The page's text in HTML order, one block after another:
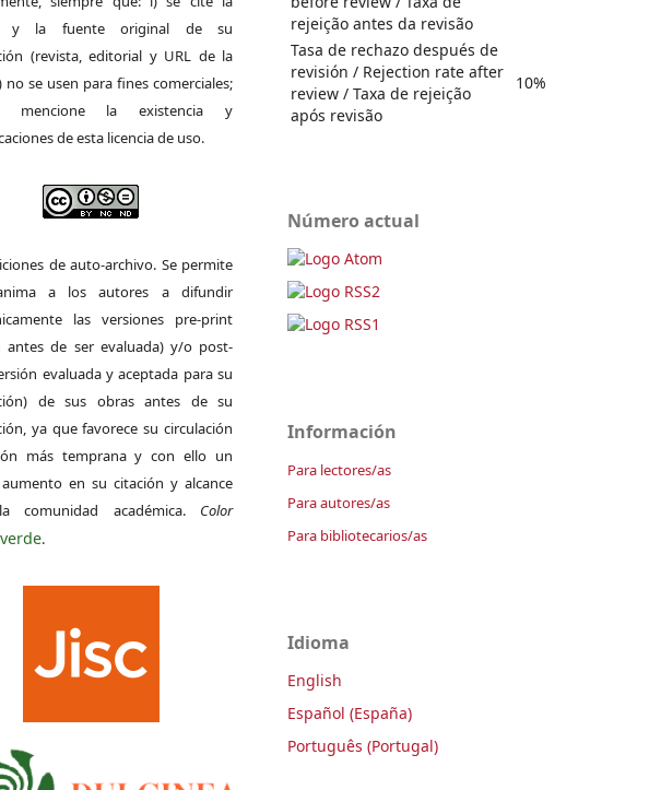
y la fuente original de su
(revista, editorial y URL de la
no se usen para fines comerciales;
mencione la existencia y
de esta licencia de uso.
de auto-archivo. Se permite
a los autores a difundir
las versiones pre-print
antes de ser evaluada) y/o post-
evaluada y aceptada para su
de sus obras antes de su
ya que favorece su circulación
más temprana y con ello un
en su citación y alcance
comunidad académica. Color
verde.
rejeição antes da revisão
Tasa de rechazo después de
revisión / Rejection rate after
review / Taxa de rejeição
após revisão
10%
Número actual
Información
Para lectores/as
Para autores/as
Para bibliotecarios/as
Idioma
English
Español (España)
Português (Portugal)